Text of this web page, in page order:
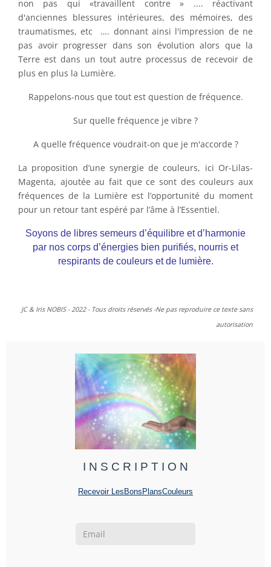
non pas qui «travaillent contre » .... réactivant
d'anciennes blessures intérieures, des mémoires, des
traumatismes, etc …. donnant ainsi l'impression de ne
pas avoir progresser dans son évolution alors que la
Terre est dans un tout autre processus de recevoir de
plus en plus la Lumière.
Rappelons-nous que tout est question de fréquence.
Sur quelle fréquence je vibre ?
A quelle fréquence voudrait-on que je m'accorde ?
La proposition d’une synergie de couleurs, ici Or-Lilas-
Magenta, ajoutée au fait que ce sont des couleurs aux
fréquences de la Lumière est l’opportunité du moment
pour un retour tant espéré par l’âme à l’Essentiel.
Soyons de libres semeurs d’équilibre et d’harmonie
par nos corps d’énergies bien purifiés, nourris et
respirants de couleurs et de lumière.
JC & Iris NOBIS - 2022 - Tous droits réservés -Ne pas reproduire ce texte sans
autorisation
I N S C R I P T I O N
Recevoir LesBonsPlansCouleurs